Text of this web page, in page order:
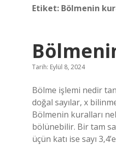
Etiket: Bölmenin
Tarih: Eylül 8, 2024
Bölme işlemi nedir
doğal sayılar, x
Bölmenin kuralları
bölünebilir. Bir tam
üçün katı ise sayı